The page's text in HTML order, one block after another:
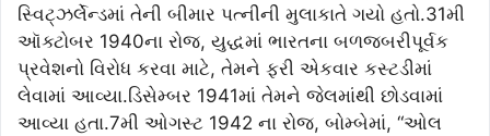
સ્વિટ્ઝર્લેન્ડમાં તેની બીમાર પત્નીની મુલાકાતે ગયો હતો.31મી
ઑક્ટોબર 1940ના રોજ, યુદ્ધમાં ભારતના બળજબરીપૂર્વક
પ્રવેશનો વિરોધ કરવા માટે, તેમને ફરી એકવાર કસ્ટડીમાં
લેવામાં આવ્યા.ડિસેમ્બર 1941માં તેમને જેલમાંથી છોડવામાં
આવ્યા હતા.7મી ઓગસ્ટ 1942 ના રોજ, બોમ્બેમાં, “ઓલ